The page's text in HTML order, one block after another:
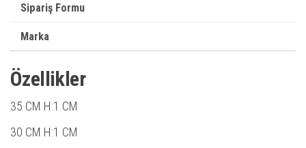
Sipariş Formu
Marka
Özellikler
35 CM H:1 CM
30 CM H:1 CM